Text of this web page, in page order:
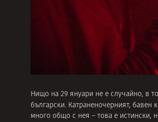
Нищо на 29 януари не е случайно, в
български. Катраненочерният, бавен
много общо с нея – това е истински,